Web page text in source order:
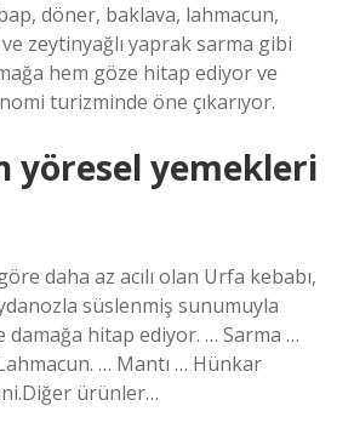
döner, baklava, lahmacun,
zeytinyağlı yaprak sarma gibi
hem göze hitap ediyor ve
turizminde öne çıkarıyor.
yöresel yemekleri
daha az acılı olan Urfa kebabı,
süslenmiş sunumuyla
damağa hitap ediyor. … Sarma …
… Mantı … Hünkar
ürünler…